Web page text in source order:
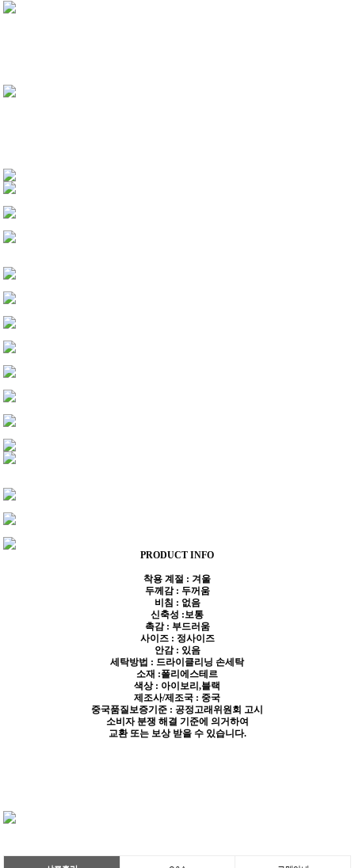
PRODUCT INFO
착용 계절 : 겨울
두께감 : 두꺼움
비침 : 없음
신축성 :보통
촉감 : 부드러움
사이즈 : 정사이즈
안감 : 있음
세탁방법 : 드라이클리닝 손세탁
소재 :폴리에스테르
색상 : 아이보리,블랙
제조사/제조국 : 중국
중국품질보증기준 : 공정고래위원회 고시
소비자 분쟁 해결 기준에 의거하여
교환 또는 보상 받을 수 있습니다.